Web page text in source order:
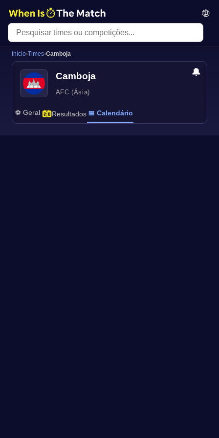
🌐
Início›Times›Camboja
Camboja
AFC (Ásia)
🔔
⚽ Geral Resultados 📅 Calendário